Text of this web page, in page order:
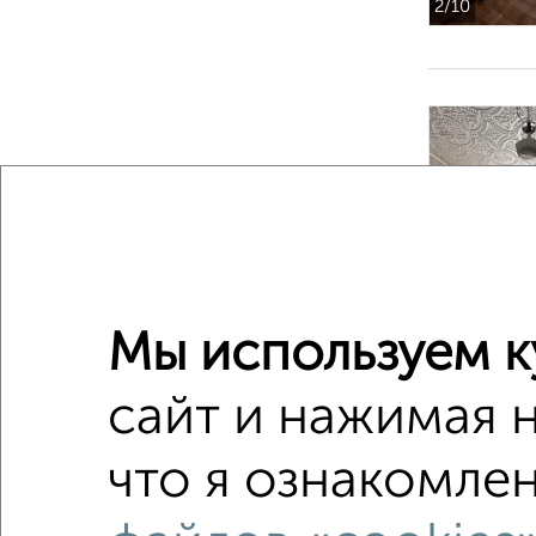
2/10
2/10
2-к
Поиск по
Мы используем
сайт и нажимая
что я